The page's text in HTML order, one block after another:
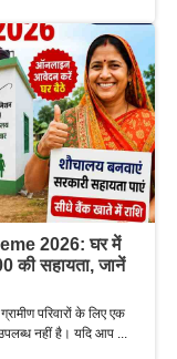
2026: घर में
की सहायता, जानें
परिवारों के लिए एक
नहीं है। यदि आप ...